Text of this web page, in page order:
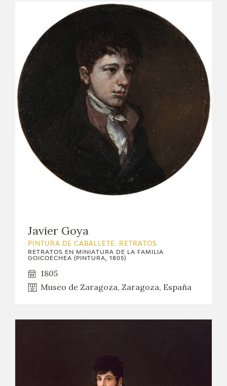
Javier Goya
PINTURA DE CABALLETE. RETRATOS
RETRATOS EN MINIATURA DE LA FAMILIA
GOICOECHEA (PINTURA, 1805)
1805
Museo de Zaragoza, Zaragoza, España